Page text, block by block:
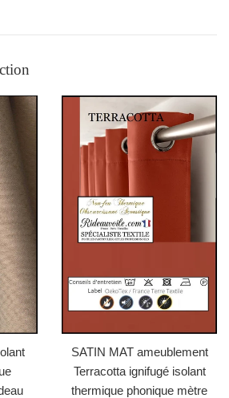
SATIN MAT ameublement
Terracotta ignifugé isolant
thermique phonique mètre